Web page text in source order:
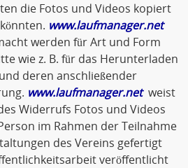
die Fotos und Videos kopiert
www.laufmanager.net
werden für Art und Form
wie z. B. für das Herunterladen
deren anschließender
www.laufmanager.netweist
Widerrufs Fotos und Videos
im Rahmen der Teilnahme
des Vereins gefertigt
veröffentlicht